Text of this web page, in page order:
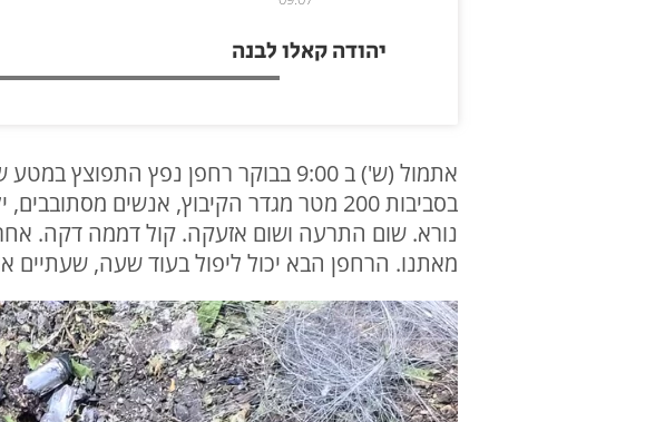
יהודה קאלו לבנה
אתמול (ש') ב 9:00 בבוקר רחפן נפץ
נורא. שום התרעה ושום אזעקה. קול דממה דקה.
מאתנו. הרחפן הבא יכול ליפול בעוד שעה,